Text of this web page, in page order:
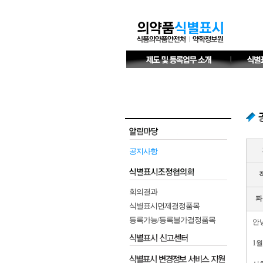
공지사항
회의결과
식별표시면제결정품목
등록가능/등록불가결정품목
안
1